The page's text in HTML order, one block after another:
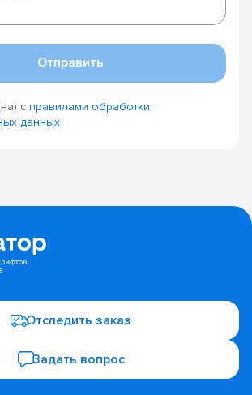
Отправить
с правилами обработки
данных
Отследить заказ
Задать вопрос